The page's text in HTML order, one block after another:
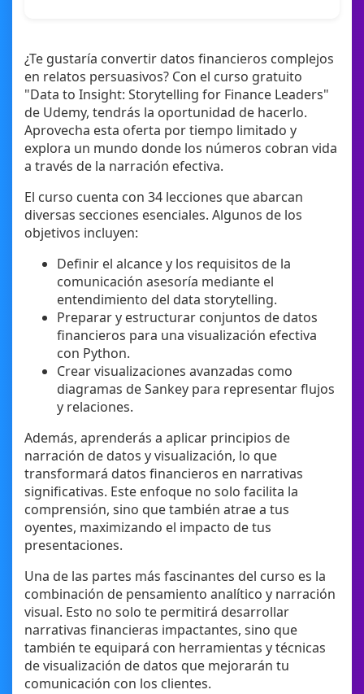
¿Te gustaría convertir datos financieros complejos
en relatos persuasivos? Con el curso gratuito
"Data to Insight: Storytelling for Finance Leaders"
de Udemy, tendrás la oportunidad de hacerlo.
Aprovecha esta oferta por tiempo limitado y
explora un mundo donde los números cobran vida
a través de la narración efectiva.
El curso cuenta con 34 lecciones que abarcan
diversas secciones esenciales. Algunos de los
objetivos incluyen:
Definir el alcance y los requisitos de la
comunicación asesoría mediante el
entendimiento del data storytelling.
Preparar y estructurar conjuntos de datos
financieros para una visualización efectiva
con Python.
Crear visualizaciones avanzadas como
diagramas de Sankey para representar flujos
y relaciones.
Además, aprenderás a aplicar principios de
narración de datos y visualización, lo que
transformará datos financieros en narrativas
significativas. Este enfoque no solo facilita la
comprensión, sino que también atrae a tus
oyentes, maximizando el impacto de tus
presentaciones.
Una de las partes más fascinantes del curso es la
combinación de pensamiento analítico y narración
visual. Esto no solo te permitirá desarrollar
narrativas financieras impactantes, sino que
también te equipará con herramientas y técnicas
de visualización de datos que mejorarán tu
comunicación con los clientes.